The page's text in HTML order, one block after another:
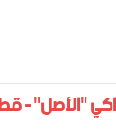
"الأصل" -